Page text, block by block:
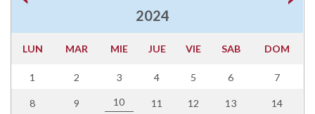
2024
LUN MAR MIE JUE VIE SAB DOM
1 2 3 4 5 6 7
8 9 10 11 12 13 14